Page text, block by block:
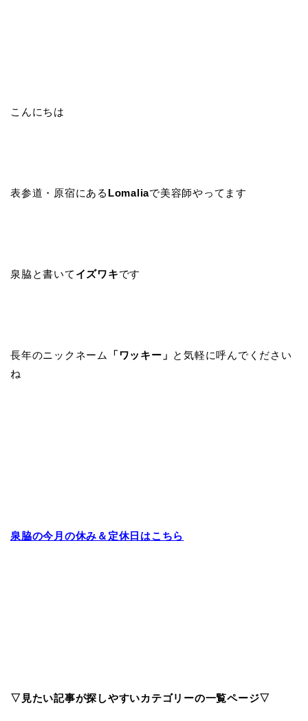
こんにちは
表参道・原宿にある Lomaliaで美容師やってます
泉脇と書いて イズワキです
長年のニックネーム 「ワッキー」 と気軽に呼んでください
ね
泉脇の今月の休み＆定休日はこちら
▽見たい記事が探しやすいカテゴリーの一覧ページ▽